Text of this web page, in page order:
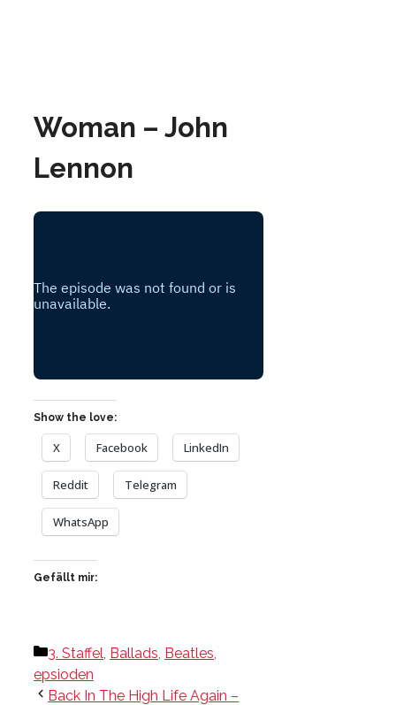
Woman – John
Lennon
Show the love:
X Facebook LinkedIn
Reddit Telegram
WhatsApp
Gefällt mir:
Kategorien
3. Staffel, Ballads, Beatles,
epsioden
Back In The High Life Again –